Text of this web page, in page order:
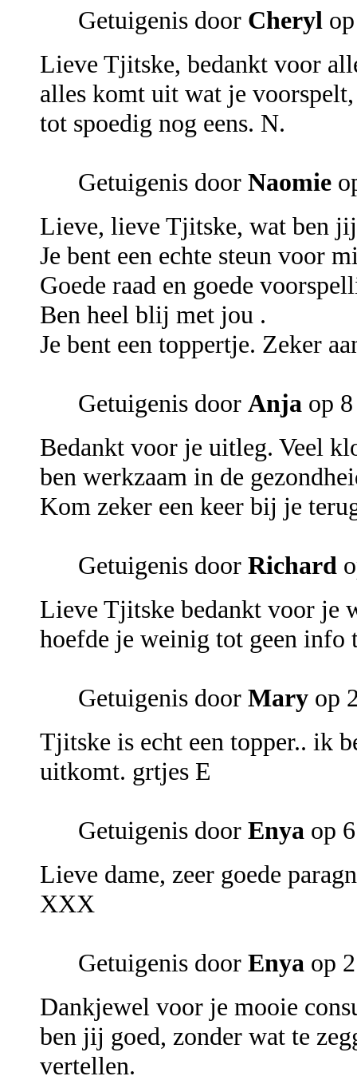
Getuigenis door Cheryl
Lieve Tjitske, bedankt voor
alles komt uit wat je
tot spoedig nog eens. N.
Getuigenis door Naomie
Lieve, lieve Tjitske, wat ben
Je bent een echte steun voor
Goede raad en goede
Ben heel blij met jou .
Je bent een toppertje. Zeker
Getuigenis door Anja op
Bedankt voor je uitleg. Veel
ben werkzaam in de
Kom zeker een keer bij je
Getuigenis door Richard
Lieve Tjitske bedankt voor je
hoefde je weinig tot geen info
Getuigenis door Mary op
Tjitske is echt een topper.. ik
uitkomt. grtjes E
Getuigenis door Enya op
Lieve dame, zeer goede
XXX
Getuigenis door Enya op
Dankjewel voor je mooie
ben jij goed, zonder wat te
vertellen.